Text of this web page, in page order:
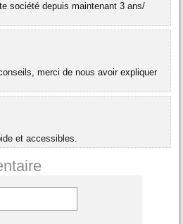
société depuis maintenant 3 ans/
merci de nous avoir expliquer
et accessibles.